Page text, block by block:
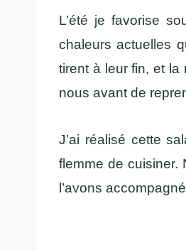
L’été je favorise
chaleurs actuelles
tirent à leur fin, et la
nous avant de
J’ai réalisé cette
flemme de cuisiner.
l’avons